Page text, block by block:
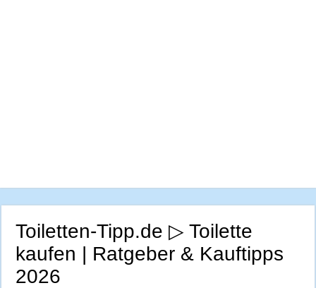
Toiletten-Tipp.de ▷ Toilette
kaufen | Ratgeber & Kauftipps
2026